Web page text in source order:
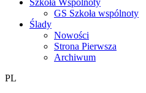
Szkoła Wspólnoty
GS Szkoła wspólnoty
Ślady
Nowości
Strona Pierwsza
Archiwum
PL